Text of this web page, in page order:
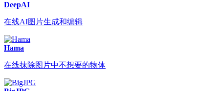
DeepAI
在线AI图片生成和编辑
Hama
在线抹除图片中不想要的物体